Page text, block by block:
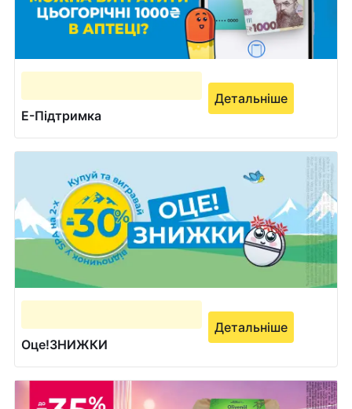
Е-Підтримка
Детальніше
Оце!ЗНИЖКИ
Детальніше